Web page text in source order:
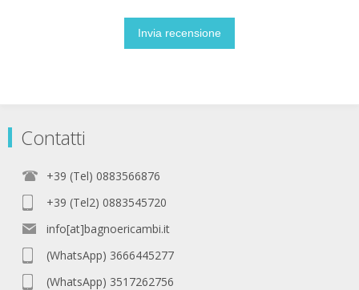
Contatti
+39 (Tel) 0883566876
+39 (Tel2) 0883545720
info[at]bagnoericambi.it
(WhatsApp) 3666445277
(WhatsApp) 3517262756